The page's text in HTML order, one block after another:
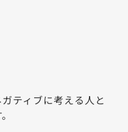
ティブに考える人と